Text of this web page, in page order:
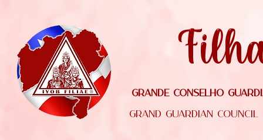
Grande Conselho
Grand Guardian